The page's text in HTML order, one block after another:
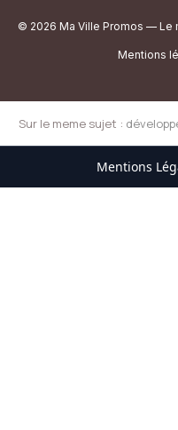
© 2026 Ma Ville Promos — Le
Mentions
Sur le meme sujet :
Mentions